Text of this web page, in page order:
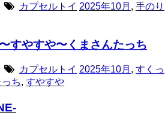
カプセルトイ 2025年10月 , 手のり
すやすや〜くまさんたっち
カプセルトイ 2025年10月 , すくっ
ち, すやすや